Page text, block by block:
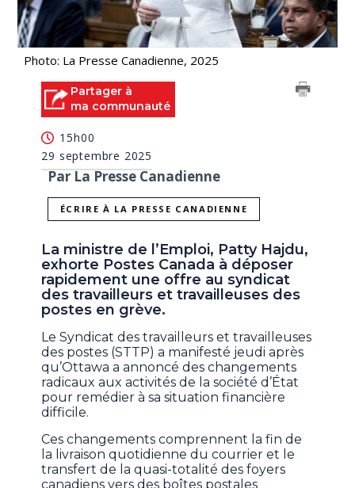
Photo: La Presse Canadienne, 2025
Partager à
ma communauté
15h00
29 septembre 2025
Par La Presse Canadienne
ÉCRIRE À LA PRESSE CANADIENNE
La ministre de l’Emploi, Patty Hajdu,
exhorte Postes Canada à déposer
rapidement une offre au syndicat
des travailleurs et travailleuses des
postes en grève.
Le Syndicat des travailleurs et travailleuses
des postes (STTP) a manifesté jeudi après
qu’Ottawa a annoncé des changements
radicaux aux activités de la société d’État
pour remédier à sa situation financière
difficile.
Ces changements comprennent la fin de
la livraison quotidienne du courrier et le
transfert de la quasi-totalité des foyers
canadiens vers des boîtes postales